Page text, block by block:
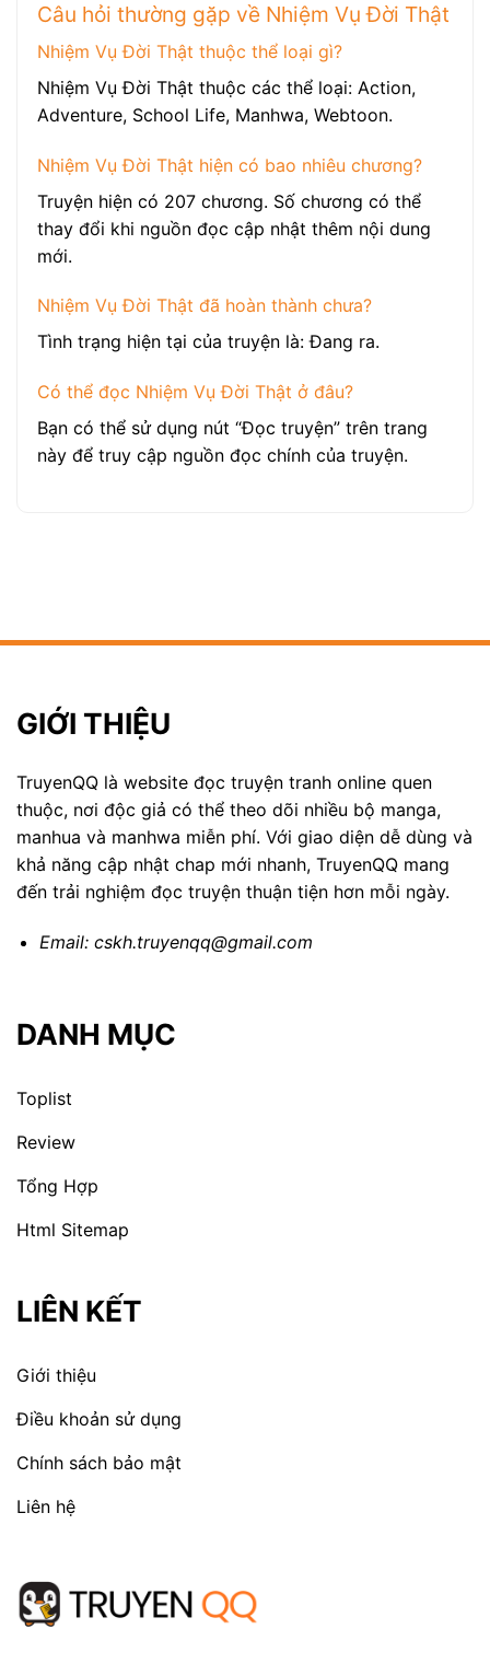
Câu hỏi thường gặp về Nhiệm Vụ Đời Thật
Nhiệm Vụ Đời Thật thuộc thể loại gì?
Nhiệm Vụ Đời Thật thuộc các thể loại: Action,
Adventure, School Life, Manhwa, Webtoon.
Nhiệm Vụ Đời Thật hiện có bao nhiêu chương?
Truyện hiện có 207 chương. Số chương có thể
thay đổi khi nguồn đọc cập nhật thêm nội dung
mới.
Nhiệm Vụ Đời Thật đã hoàn thành chưa?
Tình trạng hiện tại của truyện là: Đang ra.
Có thể đọc Nhiệm Vụ Đời Thật ở đâu?
Bạn có thể sử dụng nút “Đọc truyện” trên trang
này để truy cập nguồn đọc chính của truyện.
GIỚI THIỆU
TruyenQQ là website đọc truyện tranh online quen
thuộc, nơi độc giả có thể theo dõi nhiều bộ manga,
manhua và manhwa miễn phí. Với giao diện dễ dùng và
khả năng cập nhật chap mới nhanh, TruyenQQ mang
đến trải nghiệm đọc truyện thuận tiện hơn mỗi ngày.
Email: cskh.truyenqq@gmail.com
DANH MỤC
Toplist
Review
Tổng Hợp
Html Sitemap
LIÊN KẾT
Giới thiệu
Điều khoản sử dụng
Chính sách bảo mật
Liên hệ